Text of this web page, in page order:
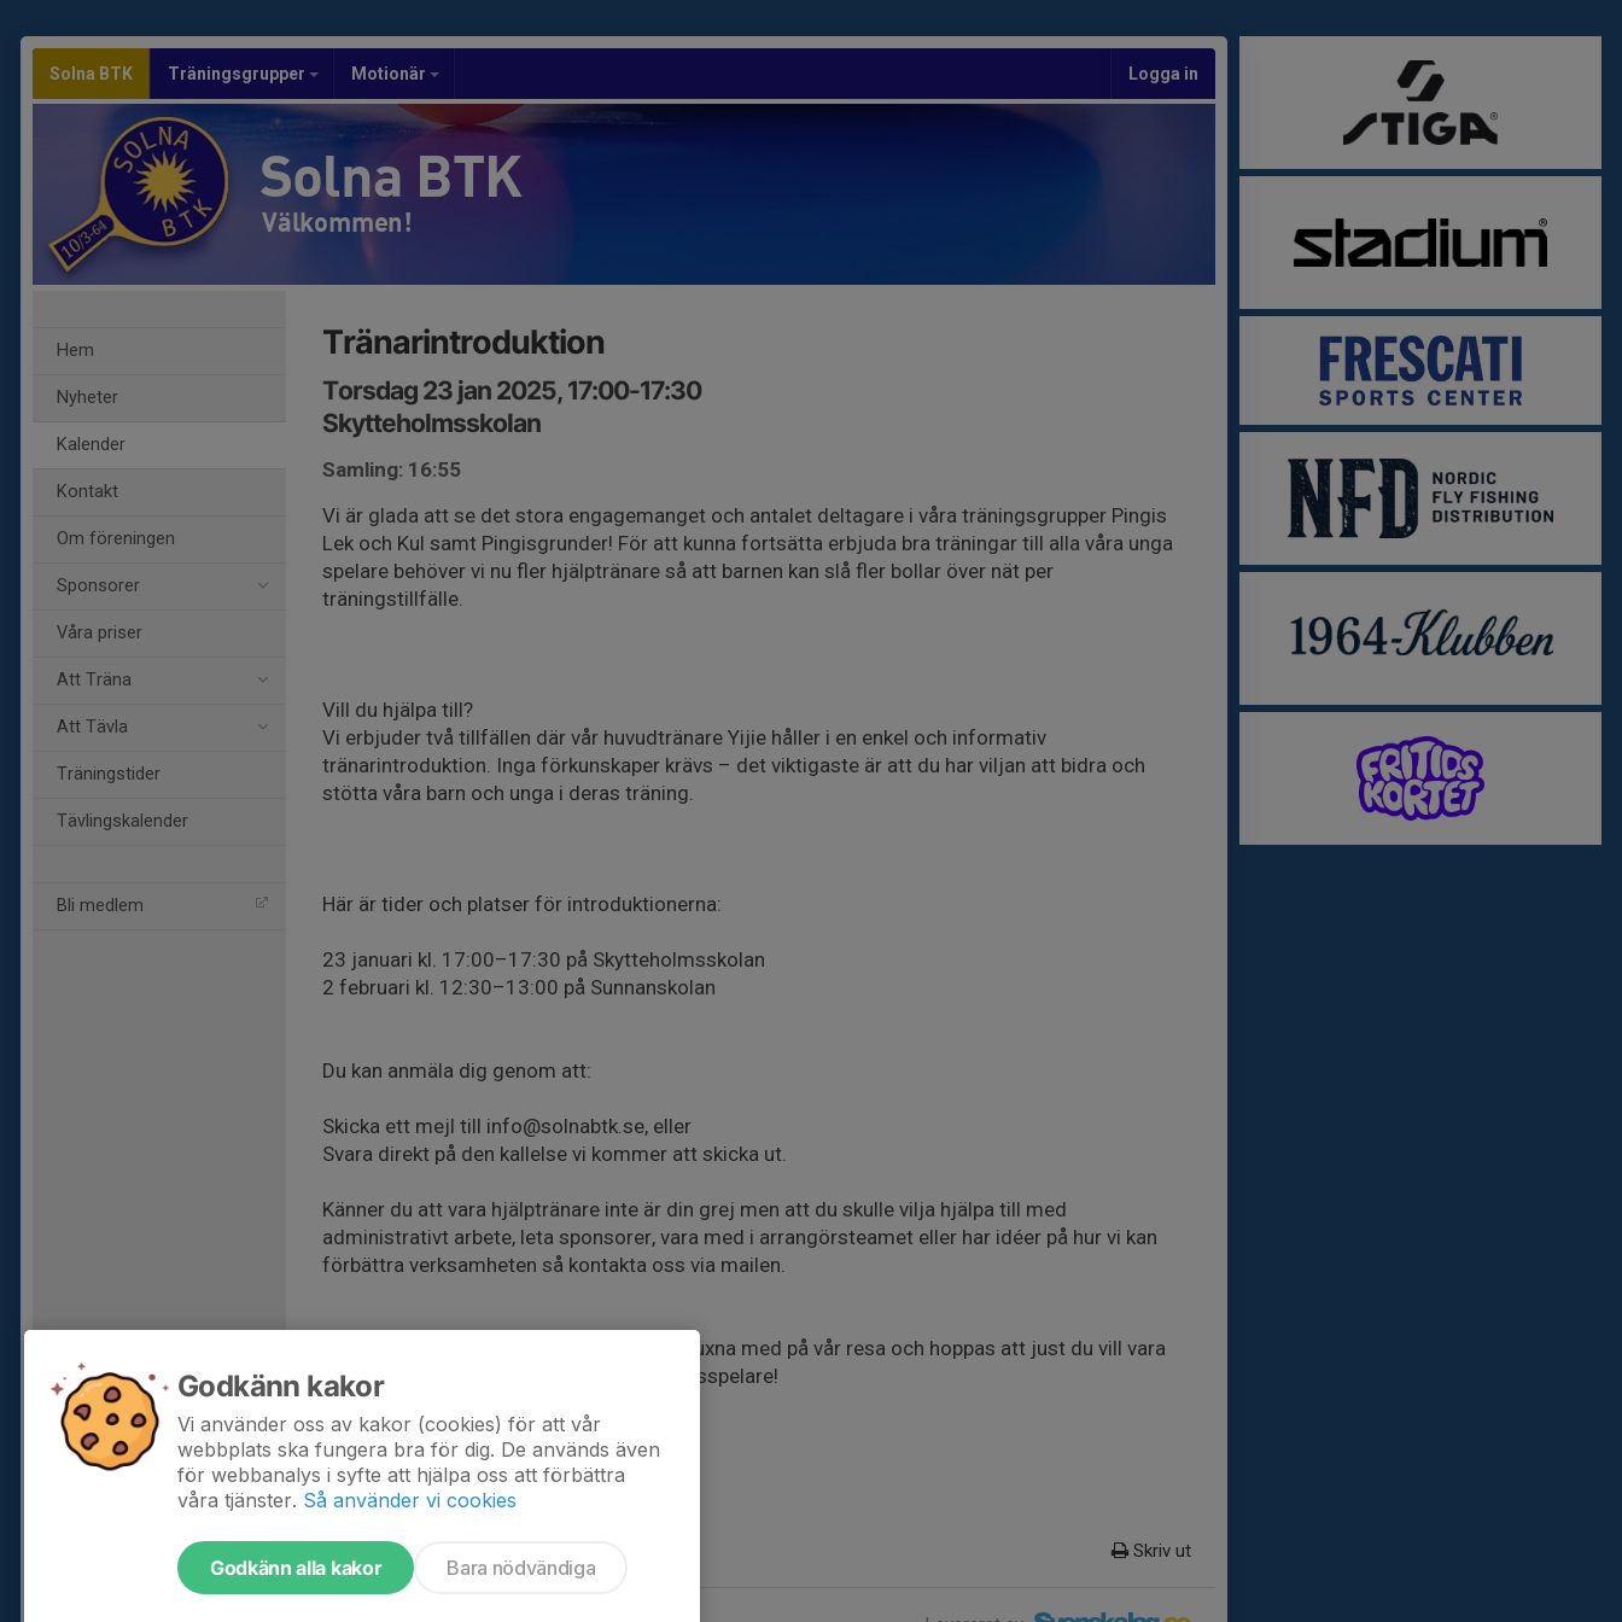
Solna BTK Träningsgrupper Motionär Logga in
Solna BTK
Välkommen!
Hem
Nyheter
Kalender
Kontakt
Om föreningen
Sponsorer
Våra priser
Att Träna
Att Tävla
Träningstider
Tävlingskalender
Bli medlem
Tränarintroduktion
Torsdag 23 jan 2025, 17:00-17:30
Skytteholmsskolan
Samling: 16:55
Vi är glada att se det stora engagemanget och antalet deltagare i våra träningsgrupper Pingis
Lek och Kul samt Pingisgrunder! För att kunna fortsätta erbjuda bra träningar till alla våra unga
spelare behöver vi nu fler hjälptränare så att barnen kan slå fler bollar över nät per
träningstillfälle.
Vill du hjälpa till?
Vi erbjuder två tillfällen där vår huvudtränare Yijie håller i en enkel och informativ
tränarintroduktion. Inga förkunskaper krävs – det viktigaste är att du har viljan att bidra och
stötta våra barn och unga i deras träning.
Här är tider och platser för introduktionerna:
23 januari kl. 17:00–17:30 på Skytteholmsskolan
2 februari kl. 12:30–13:00 på Sunnanskolan
Du kan anmäla dig genom att:
Skicka ett mejl till info@solnabtk.se, eller
Svara direkt på den kallelse vi kommer att skicka ut.
Känner du att vara hjälptränare inte är din grej men att du skulle vilja hjälpa till med
administrativt arbete, leta sponsorer, vara med i arrangörsteamet eller har idéer på hur vi kan
förbättra verksamheten så kontakta oss via mailen.
Vi ser fram emot att få fler engagerade vuxna med på vår resa och hoppas att just du vill vara
med och göra skillnad för våra unga pingisspelare!
Skriv ut
Godkänn kakor
Vi använder oss av kakor (cookies) för att vår
webbplats ska fungera bra för dig. De används även
för webbanalys i syfte att hjälpa oss att förbättra
våra tjänster. Så använder vi cookies
Godkänn alla kakor Bara nödvändiga